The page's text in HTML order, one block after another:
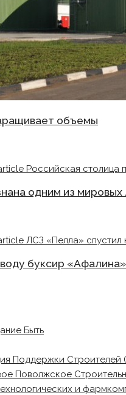
объемы
одним из
буксир «Афалина»
Быть
Поддержки Строителей
Поволжское
и